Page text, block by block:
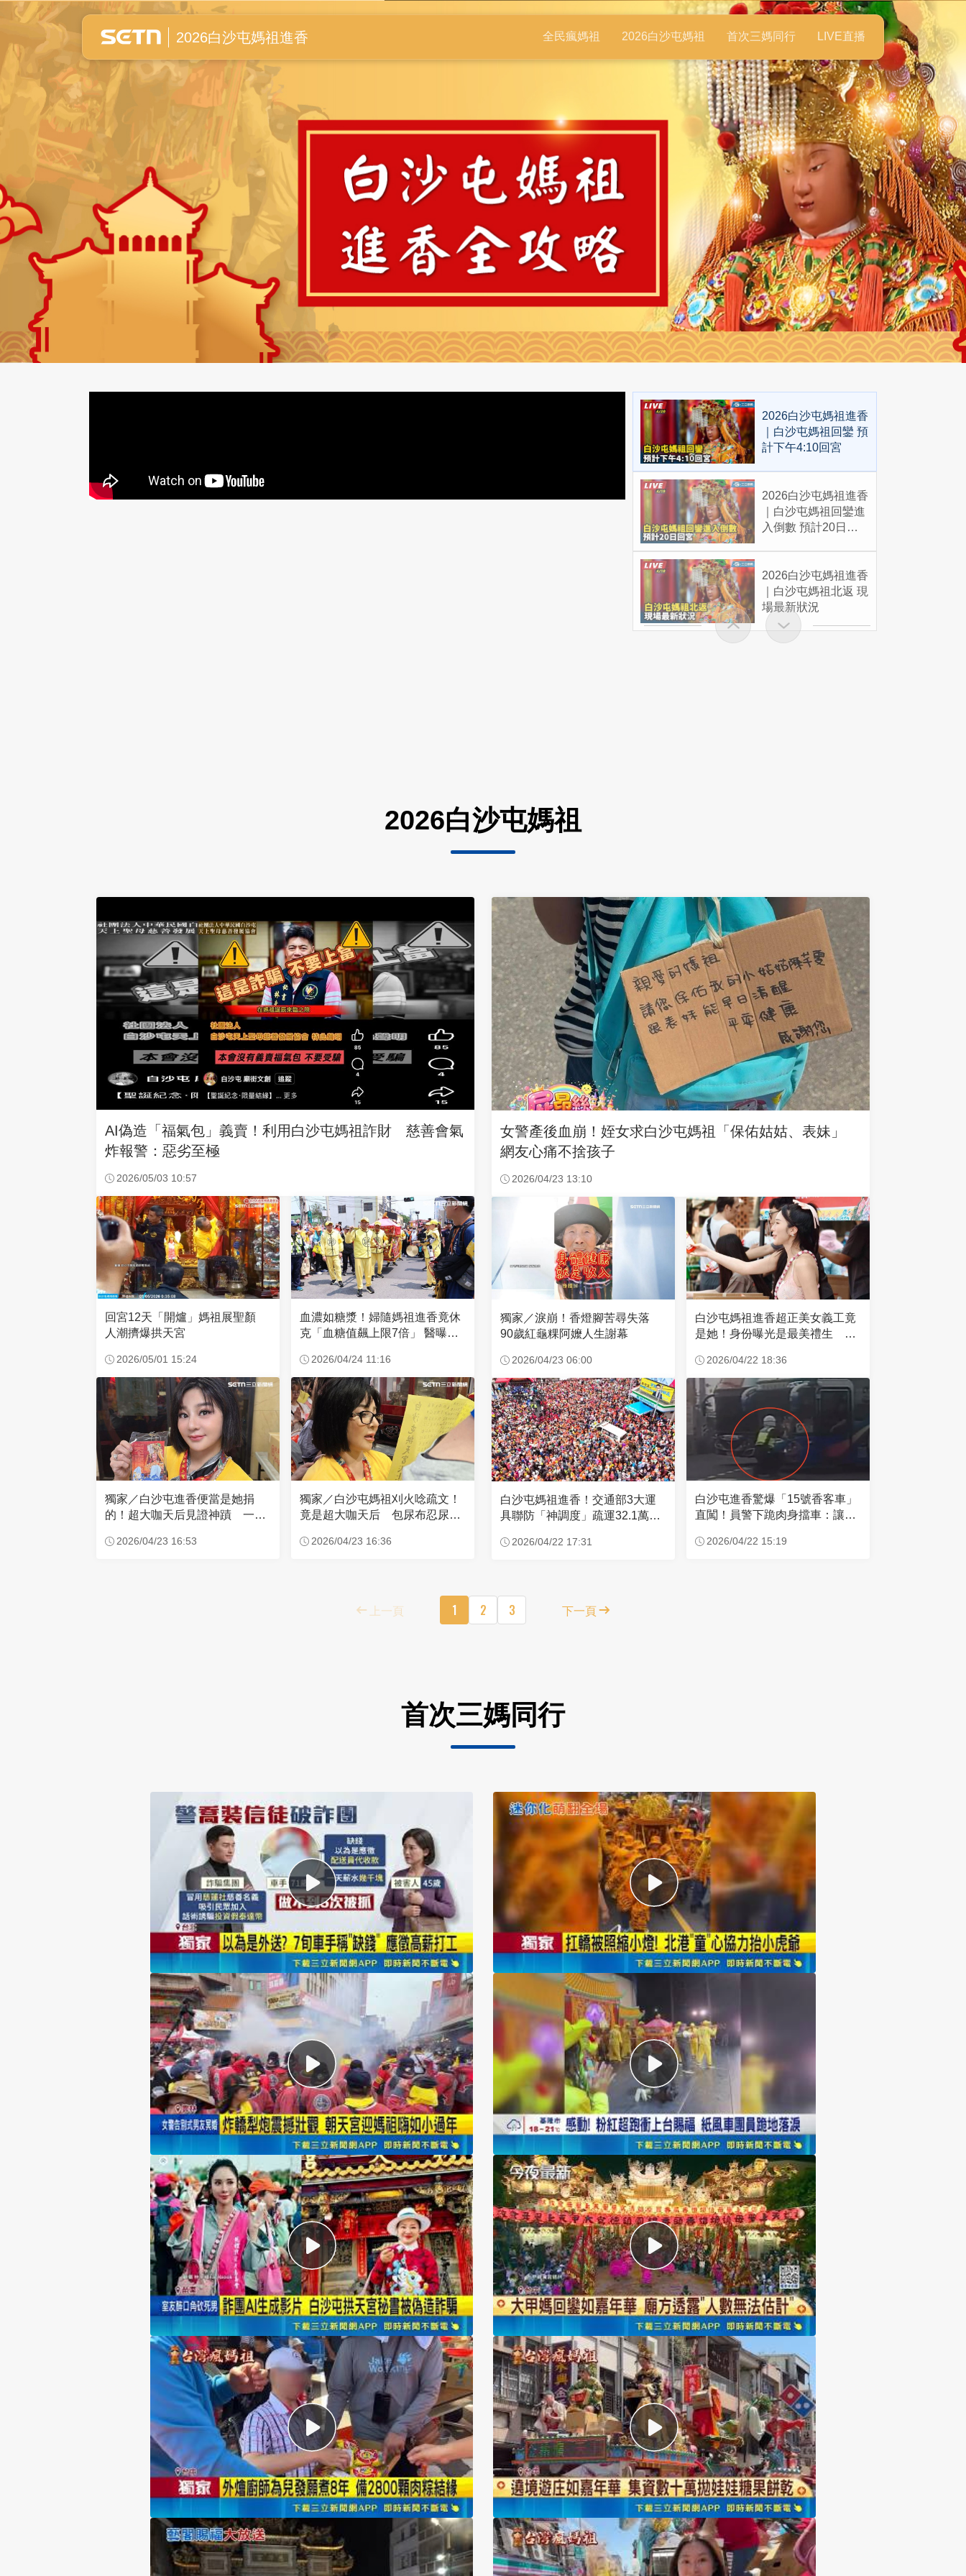
白沙屯媽祖進香全紀錄
2026白沙屯媽祖進香 全民瘋媽祖 2026白沙屯媽祖 首次三媽同行 LIVE直播
2026白沙屯媽祖進香
｜白沙屯媽祖回鑾 預
計下午4:10回宮
2026白沙屯媽祖進香
｜白沙屯媽祖回鑾進
入倒數 預計20日回
2026白沙屯媽祖進香
｜白沙屯媽祖北返 現
場最新狀況
2026白沙屯媽祖
AI偽造「福氣包」義賣！利用白沙屯媽祖詐財 慈善會氣
炸報警：惡劣至極
2026/05/03 10:57
回宮12天「開爐」媽祖展聖顏
人潮擠爆拱天宮
2026/05/01 15:24
血濃如糖漿！婦隨媽祖進香竟休
克「血糖值飆上限7倍」 醫曝原
2026/04/24 11:16
獨家／白沙屯進香便當是她捐
的！超大咖天后見證神蹟 一靠
2026/04/23 16:53
獨家／白沙屯媽祖刈火唸疏文！
竟是超大咖天后 包尿布忍尿5
2026/04/23 16:36
女警產後血崩！姪女求白沙屯媽祖「保佑姑姑、表妹」
網友心痛不捨孩子
2026/04/23 13:10
獨家／淚崩！香燈腳苦尋失落
90歲紅龜粿阿嬤人生謝幕
2026/04/23 06:00
白沙屯媽祖進香超正美女義工竟
是她！身份曝光是最美禮生 一
2026/04/22 18:36
白沙屯媽祖進香！交通部3大運
具聯防「神調度」疏運32.1萬創
2026/04/22 17:31
白沙屯進香驚爆「15號香客車」
直闖！員警下跪肉身擋車：讓行
2026/04/22 15:19
上一頁 1 2 3 下一頁
首次三媽同行